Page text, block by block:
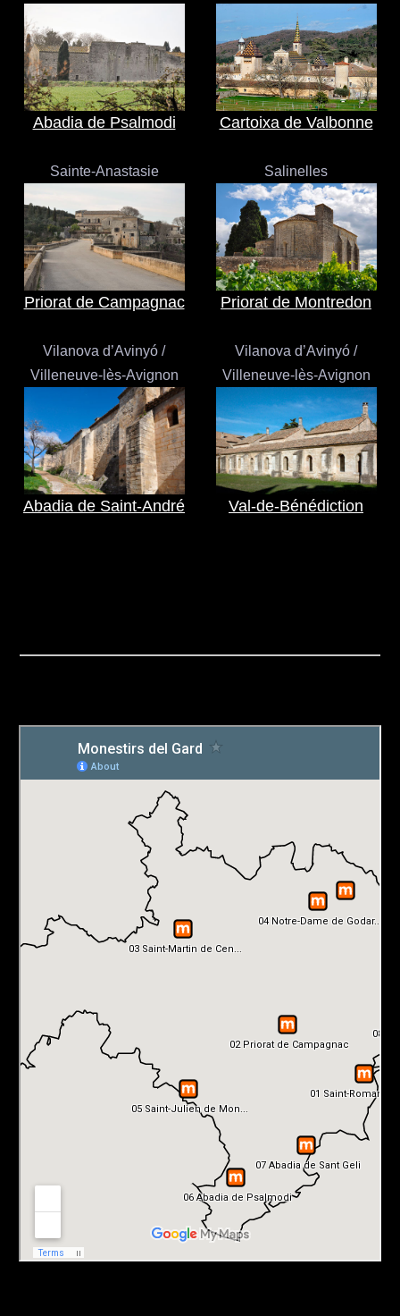
Abadia de Psalmodi Cartoixa de Valbonne
Sainte-Anastasie
Priorat de Campagnac
Salinelles
Priorat de Montredon
Vilanova d’Avinyó /
Villeneuve-lès-Avignon
Abadia de Saint-André
Vilanova d’Avinyó /
Villeneuve-lès-Avignon
Val-de-Bénédiction